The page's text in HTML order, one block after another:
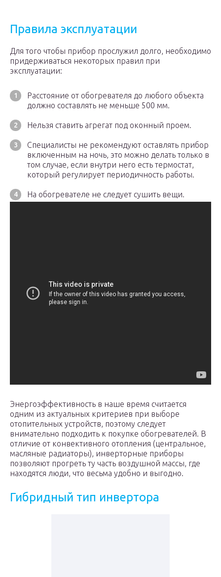
Правила эксплуатации
Для того чтобы прибор прослужил долго, необходимо
придерживаться некоторых правил при
эксплуатации:
Расстояние от обогревателя до любого объекта
должно составлять не меньше 500 мм.
Нельзя ставить агрегат под оконный проем.
Специалисты не рекомендуют оставлять прибор
включенным на ночь, это можно делать только в
том случае, если внутри него есть термостат,
который регулирует периодичность работы.
На обогревателе не следует сушить вещи.
Энергоэффективность в наше время считается
одним из актуальных критериев при выборе
отопительных устройств, поэтому следует
внимательно подходить к покупке обогревателей. В
отличие от конвективного отопления (центральное,
масляные радиаторы), инверторные приборы
позволяют прогреть ту часть воздушной массы, где
находятся люди, что весьма удобно и выгодно.
Гибридный тип инвертора